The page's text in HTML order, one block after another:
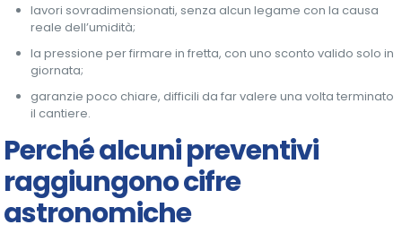
lavori sovradimensionati, senza alcun legame con la causa
reale dell’umidità;
la pressione per firmare in fretta, con uno sconto valido solo in
giornata;
garanzie poco chiare, difficili da far valere una volta terminato
il cantiere.
Perché alcuni preventivi
raggiungono cifre
astronomiche